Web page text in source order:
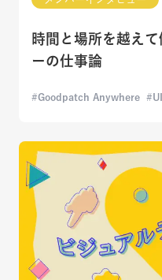
時間と場所を越え
ーの仕事論
Goodpatch Anywhere